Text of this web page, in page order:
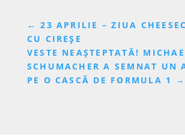
←23 APRILIE – ZIUA
CU CIREȘE
VESTE NEAȘTEPTATĂ!
SCHUMACHER A SEMNAT UN
PE O CASCĂ DE FORMULA 1
→